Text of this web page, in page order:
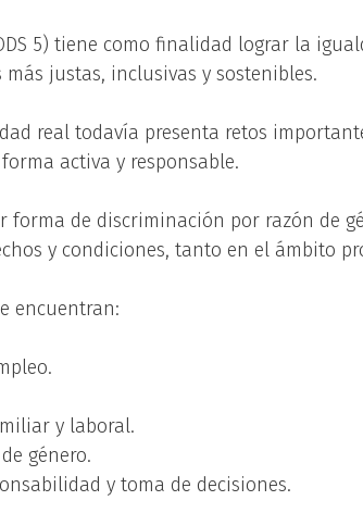
5) tiene como finalidad lograr la
justas, inclusivas y sostenibles.
real todavía presenta retos
activa y responsable.
forma de discriminación por razón de
y condiciones, tanto en el ámbito
encuentran:
y laboral.
género.
y toma de decisiones.